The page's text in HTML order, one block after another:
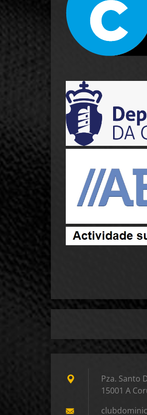
Pza. Santo
15001 A
clubdomi